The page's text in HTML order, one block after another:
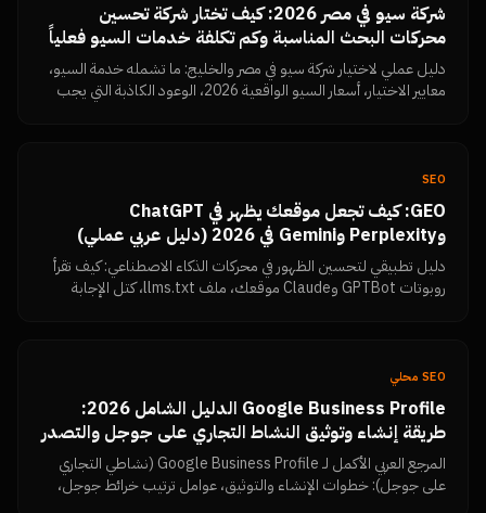
شركة سيو في مصر 2026: كيف تختار شركة تحسين
محركات البحث المناسبة وكم تكلفة خدمات السيو فعلياً
دليل عملي لاختيار شركة سيو في مصر والخليج: ما تشمله خدمة السيو،
معايير الاختيار، أسعار السيو الواقعية 2026، الوعود الكاذبة التي يجب
SEO
GEO: كيف تجعل موقعك يظهر في ChatGPT
وPerplexity وGemini في 2026 (دليل عربي عملي)
دليل تطبيقي لتحسين الظهور في محركات الذكاء الاصطناعي: كيف تقرأ
روبوتات GPTBot وClaude موقعك، ملف llms.txt، كتل الإجابة
SEO محلي
Google Business Profile الدليل الشامل 2026:
طريقة إنشاء وتوثيق النشاط التجاري على جوجل والتصدر
في خرائط جوجل بتقييمات 5 نجوم
المرجع العربي الأكمل لـ Google Business Profile (نشاطي التجاري
على جوجل): خطوات الإنشاء والتوثيق، عوامل ترتيب خرائط جوجل،